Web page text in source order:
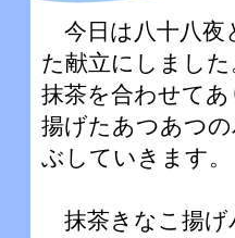
今日は八十八夜
た献立にしまし
抹茶を合わせて
揚げたあつあつ
ぶしていきます。
抹茶きなこ揚げ